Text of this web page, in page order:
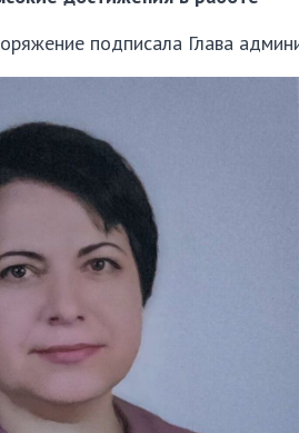
подписала Глава